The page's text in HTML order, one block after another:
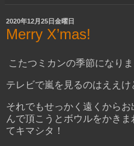
2020年12月25日金曜日
Merry X’mas!
こたつミカンの季節になりま
テレビで嵐を見るのはええけ
それでもせっかく遠くから
んで頂こうとボウルをかき
てキマシタ！